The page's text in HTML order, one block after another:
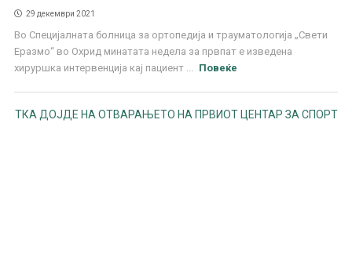
29 декември 2021
Во Специјалната болница за ортопедија и трауматологија „Свети
Еразмо“ во Охрид минатата недела за првпат е изведена
хируршка интервенција кај пациент ...
Повеќе